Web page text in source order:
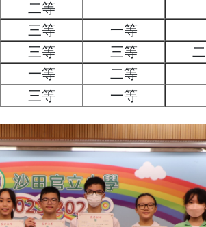
二等
三等
一等
三等 三等
一等
二等
三等 一等